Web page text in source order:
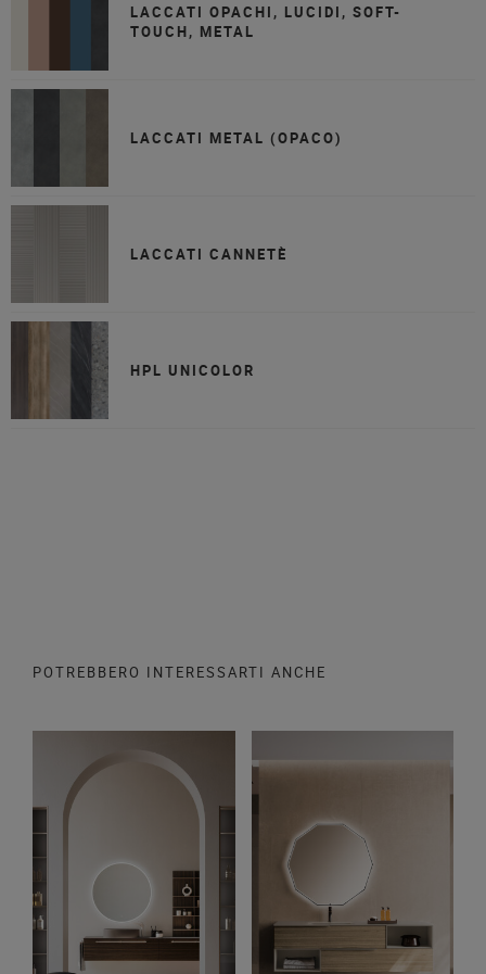
LACCATI OPACHI, LUCIDI, SOFT-
TOUCH, METAL
LACCATI METAL (OPACO)
LACCATI CANNETÈ
HPL UNICOLOR
POTREBBERO INTERESSARTI ANCHE